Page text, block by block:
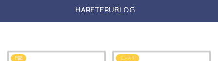
HARETERUBLOG
日記 モンスト